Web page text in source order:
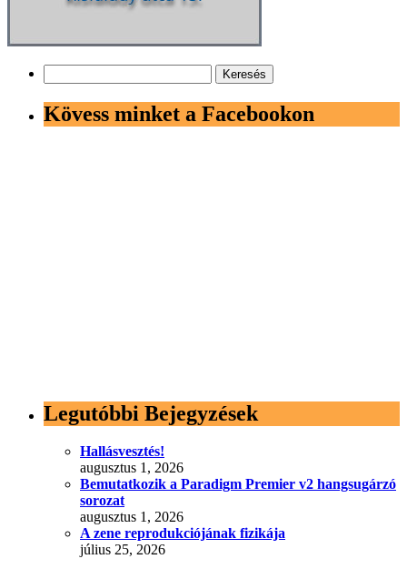
Kövess minket a Facebookon
Legutóbbi Bejegyzések
Hallásvesztés!
augusztus 1, 2026
Bemutatkozik a Paradigm Premier v2 hangsugárzó
sorozat
augusztus 1, 2026
A zene reprodukciójának fizikája
július 25, 2026